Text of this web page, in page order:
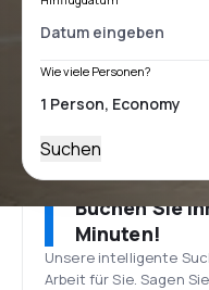
Wie viele Personen?
Suchen
Buchen Sie
Minuten!
Unsere intelligente
Arbeit für Sie. Sagen